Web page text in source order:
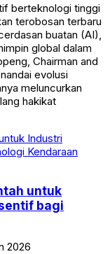
berteknologi tinggi
terobosan terbaru
buatan (AI),
global dalam
Chairman and
evolusi
meluncurkan
hakikat
untuk
bagi
2026